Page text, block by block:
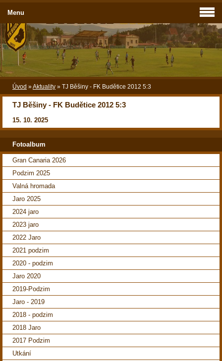
Úvod »Aktuality » TJ Běšiny - FK Budětice 2012 5:3
TJ Běšiny - FK Budětice 2012 5:3
15. 10. 2025
Menu
Fotoalbum
Gran Canaria 2026
Podzim 2025
Valná hromada
Jaro 2025
2024 jaro
2023 jaro
2022 Jaro
2021 podzim
2020 - podzim
Jaro 2020
2019-Podzim
Jaro - 2019
2018 - podzim
2018 Jaro
2017 Podzim
Utkání